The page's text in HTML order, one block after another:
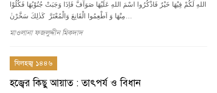
اللهِ لَكُمْ فِيْهَا خَيْرٌ فَاذْكُرُوا اسْمَ اللهِ عَلَيْهَا صَوَآفَّ فَاِذَا وَجَبَتْ جُنُوْبُهَا فَكُلُوْا
مِنْهَا وَ اَطْعِمُوا الْقَانِعَ وَالْمُعْتَرَّ كَذٰلِكَ سَخَّرْنٰ…
মাওলানা ফজলুদ্দীন মিকদাদ
যিলহজ্ব ১৪৪৬
হজ্বের কিছু আয়াত : তাৎপর্য ও বিধান